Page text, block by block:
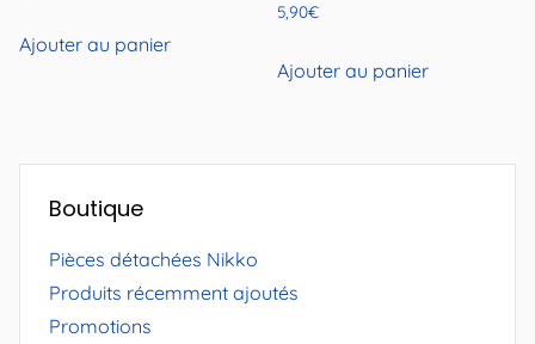
Ajouter au panier
5,90€
Ajouter au panier
Boutique
Pièces détachées Nikko
Produits récemment ajoutés
Promotions